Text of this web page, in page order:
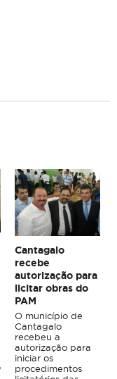
Cantagalo
recebe
autorização para
licitar obras do
PAM
O município de
Cantagalo
recebeu a
autorização para
iniciar os
procedimentos